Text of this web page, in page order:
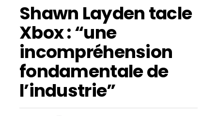
Shawn Layden tacle
Xbox : “une
incompréhension
fondamentale de
l’industrie”